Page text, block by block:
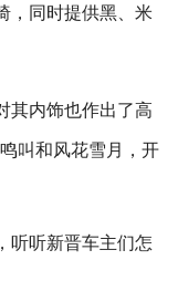
，同时提供黑、米
其内饰也作出了高
叫和风花雪月，开